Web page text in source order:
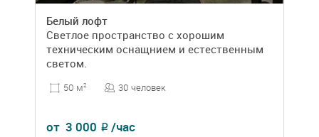
Белый лофт
Светлое пространство с хорошим
техническим оснащнием и естественным
светом.
50 м2 30 человек
от 3 000 ₽ /час